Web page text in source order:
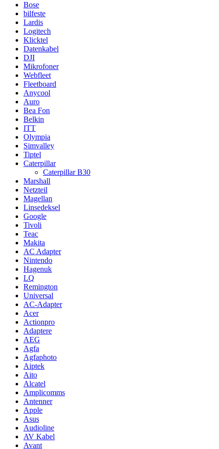
Bose
bilfeste
Lardis
Logitech
Klicktel
Datenkabel
DJI
Mikrofoner
Webfleet
Fleetboard
Anycool
Auro
Bea Fon
Belkin
ITT
Olympia
Simvalley
Tiptel
Caterpillar
Caterpillar B30
Marshall
Netzteil
Magellan
Linsedeksel
Google
Tivoli
Teac
Makita
AC Adapter
Nintendo
Hagenuk
LQ
Remington
Universal
AC-Adapter
Acer
Actionpro
Adaptere
AEG
Agfa
Agfaphoto
Aiptek
Aito
Alcatel
Amplicomms
Antenner
Apple
Asus
Audioline
AV Kabel
Avant